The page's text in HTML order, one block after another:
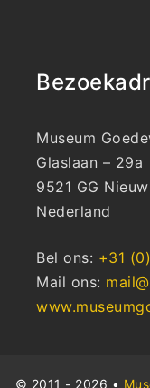
Museum
Glaslaan – 29a
9521 GG
Nederland
Bel ons: +31
Mail ons:
© 2011 - 2026 •